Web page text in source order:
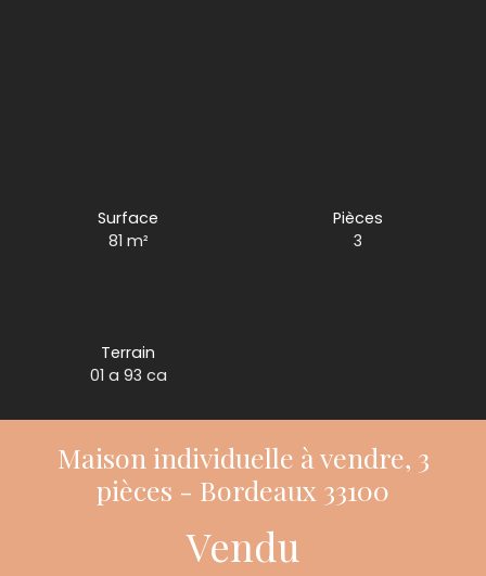
Surface
81 m²
Pièces
3
Terrain
01 a 93 ca
Maison individuelle à vendre, 3
pièces - Bordeaux 33100
Vendu